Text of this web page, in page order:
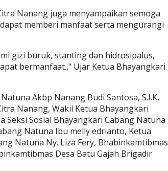
Nanang juga menyampaikan semoga
memberi manfaat serta mengurangi
gizi buruk, stanting dan hidrosipalus,
bermanfaat.," Ujar Ketua Bhayangkari
Akbp Nanang Budi Santosa, S.I.K,
Nanang, Wakil Ketua Bhayangkari
Seksi Sosial Bhayangkari Cabang Natuna
Natuna Ibu melly edrianto, Ketua
Natuna Ny. Liza Fery, Bhabinkamtibmas
Desa Batu Gajah Brigadir